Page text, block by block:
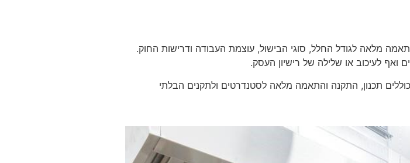
מלאה לגודל החלל, סוגי הבישול, עוצמת העבודה ודרישות החוק.
ואף לעיכוב או שלילה של רישיון העסק.
תכנון, התקנה והתאמה מלאה לסטנדרטים ולתקנים הבלתי